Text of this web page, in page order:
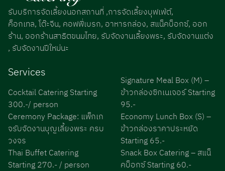
รับบริการจัดเลี้ยงนอกสถานที่ ,การจัดเลี้ยงบุฟเฟ่ต์,
ค็อกเทล, โต๊ะจีน, คอฟฟี่เบรก, อาหารกล่อง, สแน็คบ็อกซ์, ออก
ร้าน, ออกร้านสาธิตขนมไทย, รับจัดงานเลี้ยงพระ, รับจัดงานแต่ง
, รับจัดงานปีใหม่นะ
Services
Cocktail Catering Starting
300.-/ person
Ceremony Package: แพ็กเก
จรับจัดงานบุญเลี้ยงพระ ครบ
วงจร
Thai Buffet Catering
Starting 270.- / person
Signature Meal Box (M) –
ข้าวกล่องซิกเนเจอร์ Starting
95.-
Economy Lunch Box (S) –
ข้าวกล่องราคาประหยัด
Starting 65.-
Snack Box Catering – สแน็
คบ็อกซ์ Starting 60.-